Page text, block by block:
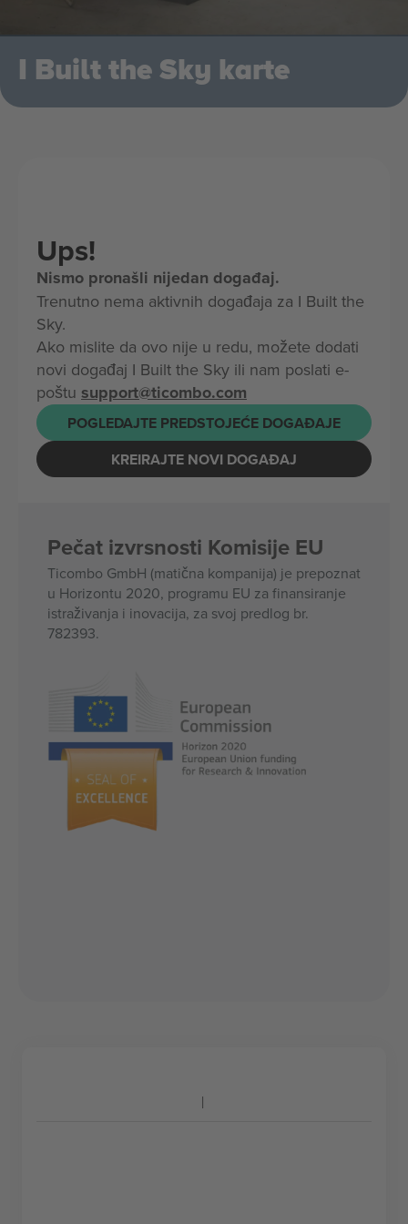
I Built the Sky karte
Ups!
Nismo pronašli nijedan događaj.
Trenutno nema aktivnih događaja za I Built the
Sky.
Ako mislite da ovo nije u redu, možete dodati
novi događaj I Built the Sky ili nam poslati e-
poštu support@ticombo.com
POGLEDAJTE PREDSTOJEĆE DOGAĐAJE
KREIRAJTE NOVI DOGAĐAJ
Pečat izvrsnosti Komisije EU
Ticombo GmbH (matična kompanija) je prepoznat
u Horizontu 2020, programu EU za finansiranje
istraživanja i inovacija, za svoj predlog br.
782393.